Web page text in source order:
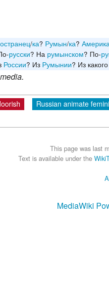
/ка? Румын/ка?
русски? На румынском? По-
России? Из Румынии? Из какого
Russian animate
This page was last
Text is available under the
MediaWiki